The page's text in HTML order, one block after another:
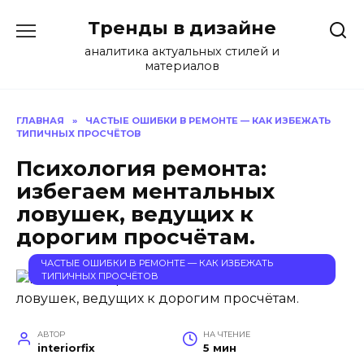
содержанию
Тренды в дизайне
аналитика актуальных стилей и
материалов
ГЛАВНАЯ »
ЧАСТЫЕ ОШИБКИ В РЕМОНТЕ — КАК ИЗБЕЖАТЬ
ТИПИЧНЫХ ПРОСЧЁТОВ
Психология ремонта:
избегаем ментальных
ловушек, ведущих к
дорогим просчётам.
ЧАСТЫЕ ОШИБКИ В РЕМОНТЕ — КАК ИЗБЕЖАТЬ
ТИПИЧНЫХ ПРОСЧЁТОВ
АВТОР
interiorfix
НА ЧТЕНИЕ
5 мин